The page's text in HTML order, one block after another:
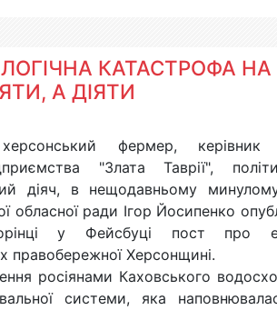
КАТАСТРОФА НА
А ДІЯТИ
фермер, керівник
"Злата Таврії",
діяч, в нещодавньому
обласної ради Ігор Йосипенко
у Фейсбуці пост про
правобережної Херсонщині.
росіянами Каховського
системи, яка